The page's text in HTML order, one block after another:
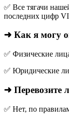
✅ Все тягачи
последних цифр
➜ Как я могу
✅ Физические
✅ Юридические
➜ Перевозите
✅ Нет, по